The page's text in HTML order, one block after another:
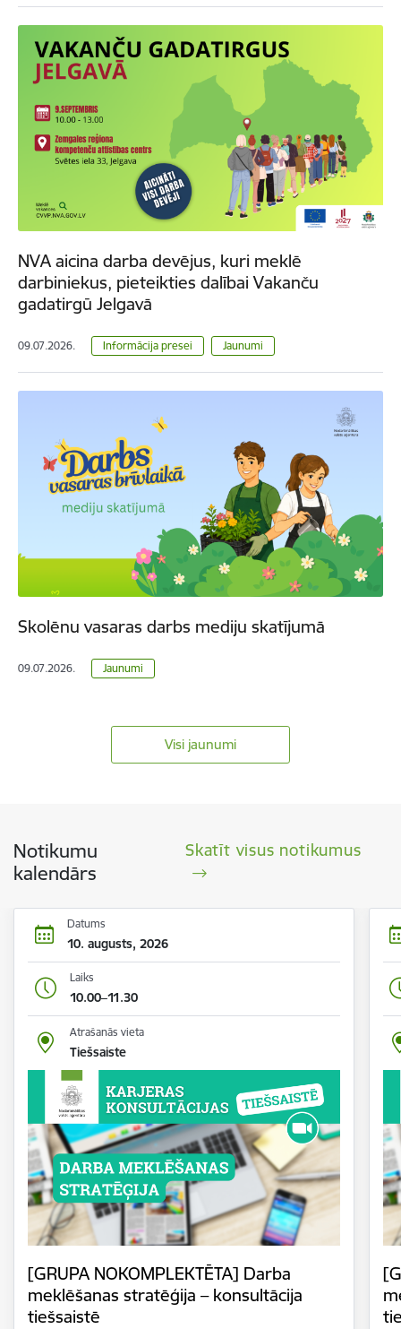
NVA aicina darba devējus, kuri meklē
darbiniekus, pieteikties dalībai Vakanču
gadatirgū Jelgavā
09.07.2026. Informācija presei Jaunumi
Skolēnu vasaras darbs mediju skatījumā
09.07.2026. Jaunumi
Visi jaunumi
Notikumu
kalendārs
Skatīt visus notikumus
Datums
10. augusts, 2026
Laiks
10.00–11.30
Atrašanās vieta
Tiešsaiste
[GRUPA NOKOMPLEKTĒTA] Darba
meklēšanas stratēģija – konsultācija
tiešsaistē